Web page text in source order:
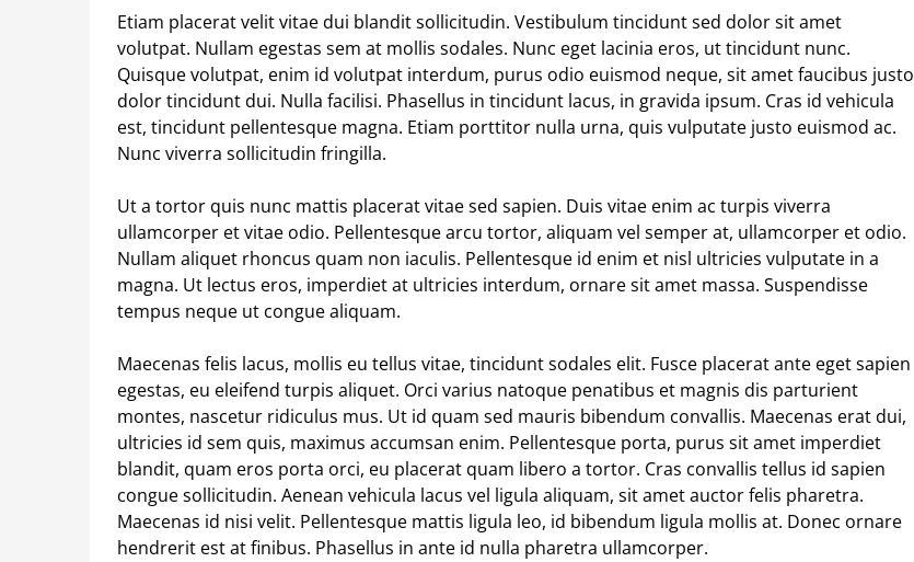
Etiam placerat velit vitae dui blandit sollicitudin. Vestibulum tincidunt sed dolor sit amet
volutpat. Nullam egestas sem at mollis sodales. Nunc eget lacinia eros, ut tincidunt nunc.
Quisque volutpat, enim id volutpat interdum, purus odio euismod neque, sit amet faucibus justo
dolor tincidunt dui. Nulla facilisi. Phasellus in tincidunt lacus, in gravida ipsum. Cras id vehicula
est, tincidunt pellentesque magna. Etiam porttitor nulla urna, quis vulputate justo euismod ac.
Nunc viverra sollicitudin fringilla.
Ut a tortor quis nunc mattis placerat vitae sed sapien. Duis vitae enim ac turpis viverra
ullamcorper et vitae odio. Pellentesque arcu tortor, aliquam vel semper at, ullamcorper et odio.
Nullam aliquet rhoncus quam non iaculis. Pellentesque id enim et nisl ultricies vulputate in a
magna. Ut lectus eros, imperdiet at ultricies interdum, ornare sit amet massa. Suspendisse
tempus neque ut congue aliquam.
Maecenas felis lacus, mollis eu tellus vitae, tincidunt sodales elit. Fusce placerat ante eget sapien
egestas, eu eleifend turpis aliquet. Orci varius natoque penatibus et magnis dis parturient
montes, nascetur ridiculus mus. Ut id quam sed mauris bibendum convallis. Maecenas erat dui,
ultricies id sem quis, maximus accumsan enim. Pellentesque porta, purus sit amet imperdiet
blandit, quam eros porta orci, eu placerat quam libero a tortor. Cras convallis tellus id sapien
congue sollicitudin. Aenean vehicula lacus vel ligula aliquam, sit amet auctor felis pharetra.
Maecenas id nisi velit. Pellentesque mattis ligula leo, id bibendum ligula mollis at. Donec ornare
hendrerit est at finibus. Phasellus in ante id nulla pharetra ullamcorper.